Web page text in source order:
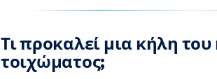
Τι προκαλεί μια κήλη του
τοιχώματος;